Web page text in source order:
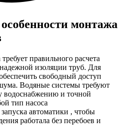
монтажа
правильного расчета
изоляции труб. Для
свободный доступ
Водяные системы требуют
водоснабжению и точной
тип насоса
автоматики , чтобы
работала без перебоев и